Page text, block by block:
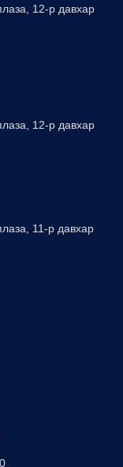
12-р давхар
12-р давхар
11-р давхар